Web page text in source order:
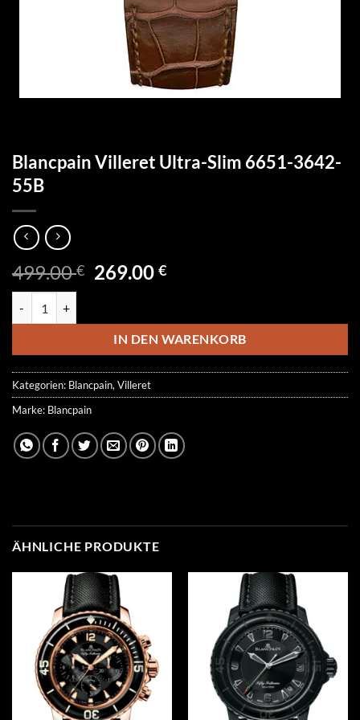
Blancpain Villeret Ultra-Slim 6651-3642-
55B
499.00€ Ursprünglicher
499.00 €
269.00€Aktueller
269.00 €.
IN DEN WARENKORB
Kategorien: Blancpain, Villeret
Marke: Blancpain
ÄHNLICHE PRODUKTE